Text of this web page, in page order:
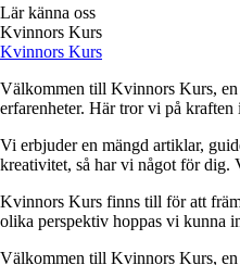
Lär känna oss
Kvinnors Kurs
Kvinnors Kurs
Välkommen till Kvinnors Kurs, en
erfarenheter. Här tror vi på
Vi erbjuder en mängd artiklar,
kreativitet, så har vi något för dig.
Kvinnors Kurs finns till för att
olika perspektiv hoppas vi kunna
Välkommen till Kvinnors Kurs, en